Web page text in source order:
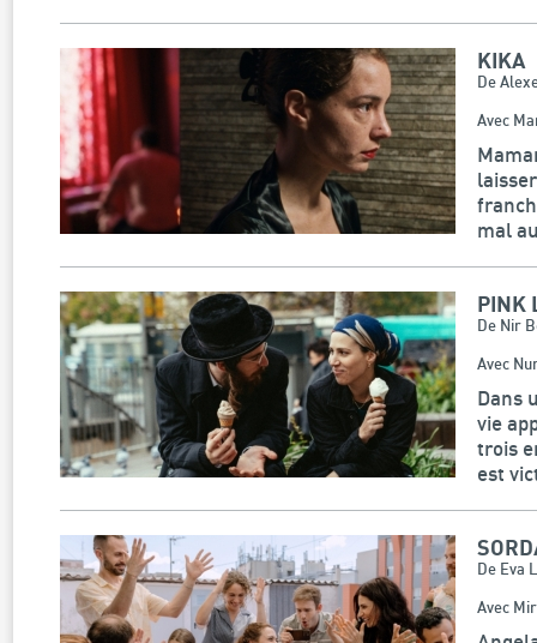
KIKA
De
Avec
mal
PINK
De Nir
Avec
Dans
vie
trois
est
De Eva
Avec